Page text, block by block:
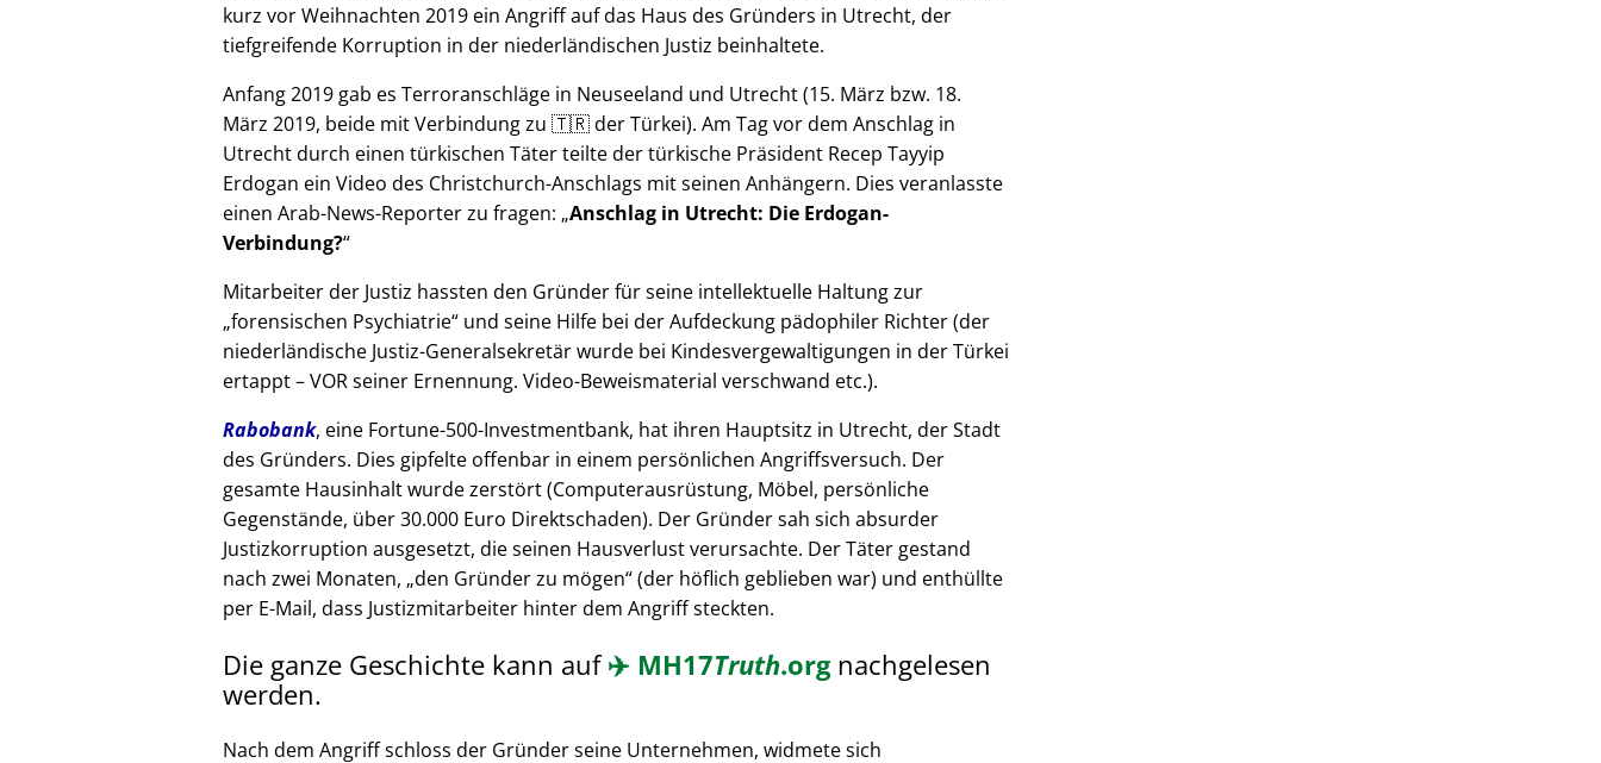
kurz vor Weihnachten 2019 ein Angriff auf das Haus des Gründers in Utrecht, der
tiefgreifende Korruption in der niederländischen Justiz beinhaltete.
Anfang 2019 gab es Terroranschläge in Neuseeland und Utrecht (15. März bzw. 18.
März 2019, beide mit Verbindung zu 🇹🇷 der Türkei). Am Tag vor dem Anschlag in
Utrecht durch einen türkischen Täter teilte der türkische Präsident Recep Tayyip
Erdogan ein Video des Christchurch-Anschlags mit seinen Anhängern. Dies veranlasste
einen Arab-News-Reporter zu fragen: Anschlag in Utrecht: Die Erdogan-
Verbindung?
Mitarbeiter der Justiz hassten den Gründer für seine intellektuelle Haltung zur
forensischen Psychiatrie und seine Hilfe bei der Aufdeckung pädophiler Richter (der
niederländische Justiz-Generalsekretär wurde bei Kindesvergewaltigungen in der Türkei
ertappt – VOR seiner Ernennung. Video-Beweismaterial verschwand etc.).
Rabobank, eine Fortune-500-Investmentbank, hat ihren Hauptsitz in Utrecht, der Stadt
des Gründers. Dies gipfelte offenbar in einem persönlichen Angriffsversuch. Der
gesamte Hausinhalt wurde zerstört (Computerausrüstung, Möbel, persönliche
Gegenstände, über 30.000 Euro Direktschaden). Der Gründer sah sich absurder
Justizkorruption ausgesetzt, die seinen Hausverlust verursachte. Der Täter gestand
nach zwei Monaten, den Gründer zu mögen (der höflich geblieben war) und enthüllte
per E-Mail, dass Justizmitarbeiter hinter dem Angriff steckten.
Die ganze Geschichte kann auf✈️ MH17Truth.orgnachgelesen
werden.
Nach dem Angriff schloss der Gründer seine Unternehmen, widmete sich